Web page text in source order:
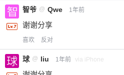
智爷 @ Qwe 1年前
谢谢分享
喜欢 反对
球 @ liu 1年前 via iPhone